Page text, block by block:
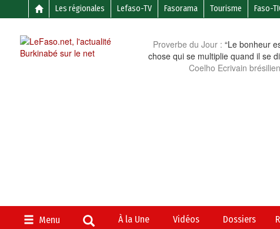
Les régionales Lefaso-TV Fasorama Tourisme Faso-
Proverbe du Jour : “Le bonheur
chose qui se multiplie quand il se
Coelho Ecrivain brésilien
Menu À la Une Vidéos Dossiers